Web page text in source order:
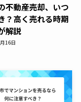
不動産売却、いつ
？高く売れる時期
解説
16日